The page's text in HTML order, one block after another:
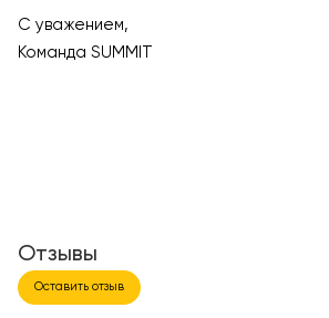
С уважением,
Команда SUMMIT
Отзывы
Оставить отзыв